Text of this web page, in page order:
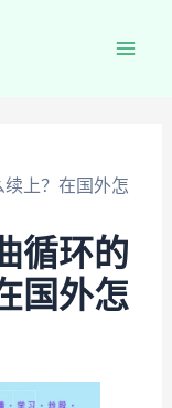
上？在国外怎
循环的
国外怎